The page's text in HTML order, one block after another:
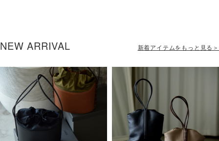
NEW ARRIVAL 新着アイテムをもっと見る＞